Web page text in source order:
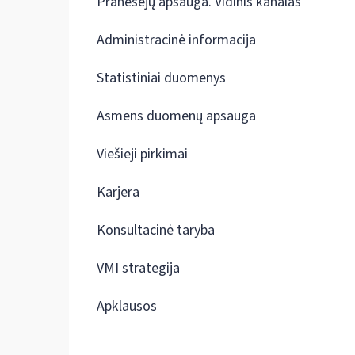
Administracinė informacija
Statistiniai duomenys
Asmens duomenų apsauga
Viešieji pirkimai
Karjera
Konsultacinė taryba
VMI strategija
Apklausos